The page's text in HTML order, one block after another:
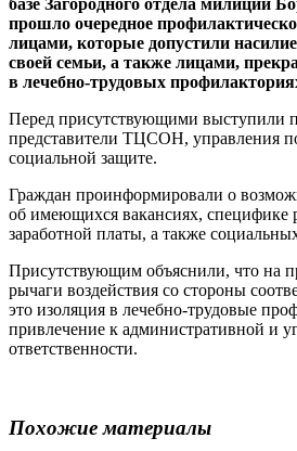
прошло очередное
лицами, которые допустили
своей семьи, а также лицами,
в лечебно-трудовых
Перед присутствующими выступили
представители ТЦСОН, управления по
социальной защите.
Граждан проинформировали о
об имеющихся вакансиях, специфике
заработной платы, а также
Присутствующим объяснили, что на
рычаги воздействия со стороны
это изоляция в лечебно-трудовые
привлечение к административной и
ответственности.
Похожие материалы